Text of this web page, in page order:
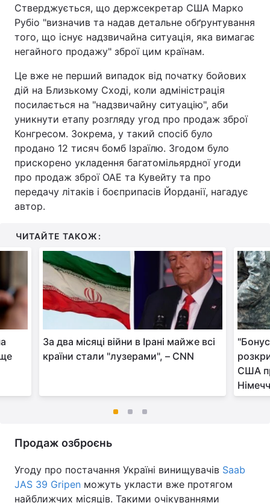
Стверджується, що держсекретар США Марко
Рубіо "визначив та надав детальне обґрунтування
того, що існує надзвичайна ситуація, яка вимагає
негайного продажу" зброї цим країнам.
Це вже не перший випадок від початку бойових
дій на Близькому Сході, коли адміністрація
посилається на "надзвичайну ситуацію", аби
уникнути етапу розгляду угод про продаж зброї
Конгресом. Зокрема, у такий спосіб було
продано 12 тисяч бомб Ізраїлю. Згодом було
прискорено укладення багатомільярдної угоди
про продаж зброї ОАЕ та Кувейту та про
передачу літаків і боєприпасів Йорданії, нагадує
автор.
ЧИТАЙТЕ ТАКОЖ:
За два місяці війни в Ірані майже всі
країни стали "лузерами", – CNN
США
Продаж озброєнь
Угоду про постачання Україні винищувачів Saab
JAS 39 Gripen можуть укласти вже протягом
найближчих місяців. Такими очікуваннями